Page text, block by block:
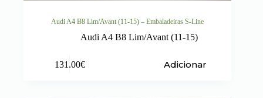
Audi A4 B8 Lim/Avant (11-15) – Embaladeiras S-Line
Audi A4 B8 Lim/Avant (11-15)
131.00€ Adicionar